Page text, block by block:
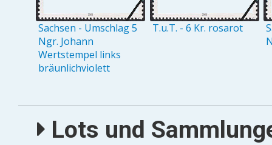
Sachsen - Umschlag 5
Ngr. Johann
Wertstempel links
bräunlichviolett
T.u.T. - 6 Kr. rosarot
Lots und